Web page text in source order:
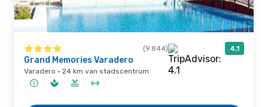
(9.844) 4,1
Grand Memories Varadero
Varadero · 24 km van stadscentrum